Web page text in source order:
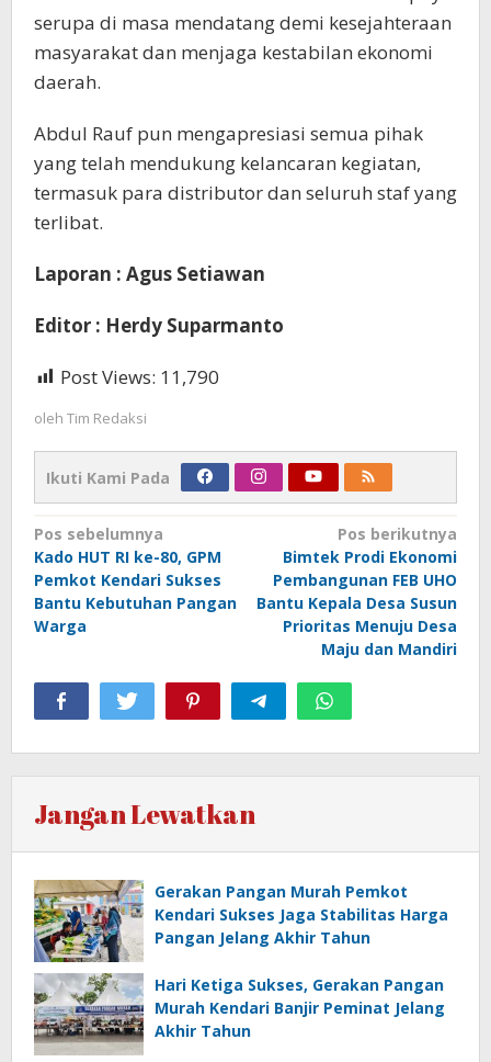
serupa di masa mendatang demi kesejahteraan
masyarakat dan menjaga kestabilan ekonomi
daerah.
Abdul Rauf pun mengapresiasi semua pihak
yang telah mendukung kelancaran kegiatan,
termasuk para distributor dan seluruh staf yang
terlibat.
Laporan : Agus Setiawan
Editor : Herdy Suparmanto
Post Views: 11,790
oleh Tim Redaksi
Ikuti Kami Pada
Navigasi
pos
Pos sebelumnya
Kado HUT RI ke-80, GPM
Pemkot Kendari Sukses
Bantu Kebutuhan Pangan
Warga
Pos berikutnya
Bimtek Prodi Ekonomi
Pembangunan FEB UHO
Bantu Kepala Desa Susun
Prioritas Menuju Desa
Maju dan Mandiri
Jangan Lewatkan
Gerakan Pangan Murah Pemkot
Kendari Sukses Jaga Stabilitas Harga
Pangan Jelang Akhir Tahun
Hari Ketiga Sukses, Gerakan Pangan
Murah Kendari Banjir Peminat Jelang
Akhir Tahun